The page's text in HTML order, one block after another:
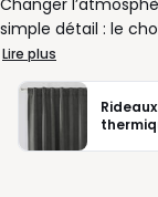
Changer
simple détail : le
fonctionnels et
lumière et
Vous cherchez à
plus lumineuse
le rideau idéal,
Lire plus
Rideaux